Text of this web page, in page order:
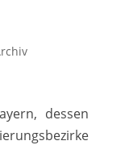
dessen